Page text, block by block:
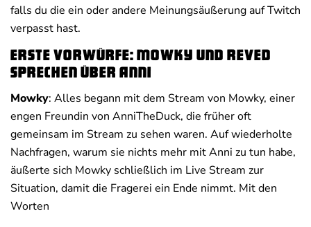
falls du die ein oder andere Meinungsäußerung auf Twitch
verpasst hast.
Erste Vorwürfe: Mowky und Reved
sprechen über Anni
Mowky: Alles begann mit dem Stream von Mowky, einer
engen Freundin von AnniTheDuck, die früher oft
gemeinsam im Stream zu sehen waren. Auf wiederholte
Nachfragen, warum sie nichts mehr mit Anni zu tun habe,
äußerte sich Mowky schließlich im Live Stream zur
Situation, damit die Fragerei ein Ende nimmt. Mit den
Worten